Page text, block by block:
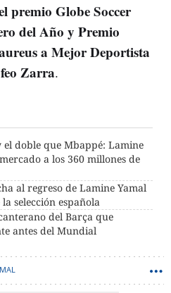
premio Globe Soccer
del Año y Premio
a Mejor Deportista
Zarra.
doble que Mbappé: Lamine
a los 360 millones de
al regreso de Lamine Yamal
selección española
del Barça que
antes del Mundial